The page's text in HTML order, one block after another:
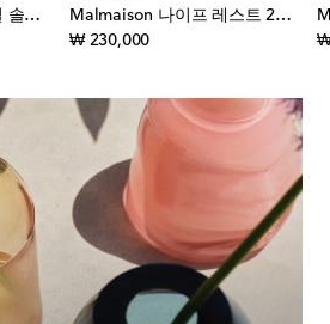
Alfredo 스테인리스 스틸 솔트 & 페퍼 그라인더 by Alfredo Häberli
Malmaison 나이프 레스트 2피스 세트
₩ 230,000original price ₩